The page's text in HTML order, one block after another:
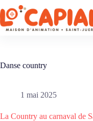
Passer
au
contenu
Danse country
1 mai 2025
La Country au carnaval de